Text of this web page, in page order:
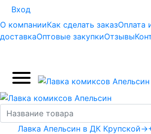
Вход
О компанииКак сделать заказОплата
доставкаОптовые закупкиОтзывы
Лавка Апельсин в ДК Крупской→